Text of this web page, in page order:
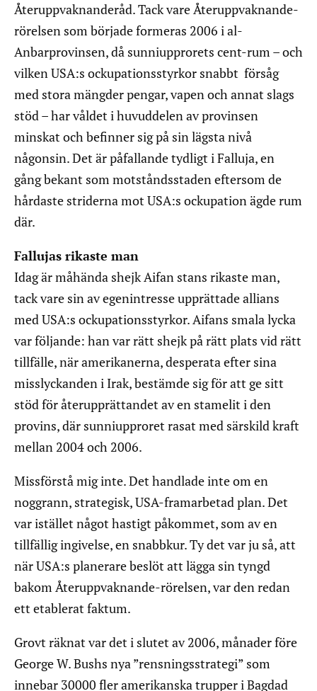
Återuppvaknanderåd. Tack vare Återuppvaknande-
rörelsen som började formeras 2006 i al-
Anbarprovinsen, då sunniupprorets cent-rum – och
vilken USA:s ockupationsstyrkor snabbt försåg
med stora mängder pengar, vapen och annat slags
stöd – har våldet i huvuddelen av provinsen
minskat och befinner sig på sin lägsta nivå
någonsin. Det är påfallande tydligt i Falluja, en
gång bekant som motståndsstaden eftersom de
hårdaste striderna mot USA:s ockupation ägde rum
där.
Fallujas rikaste man
Idag är måhända shejk Aifan stans rikaste man,
tack vare sin av egenintresse upprättade allians
med USA:s ockupationsstyrkor. Aifans smala lycka
var följande: han var rätt shejk på rätt plats vid rätt
tillfälle, när amerikanerna, desperata efter sina
misslyckanden i Irak, bestämde sig för att ge sitt
stöd för återupprättandet av en stamelit i den
provins, där sunniupproret rasat med särskild kraft
mellan 2004 och 2006.
Missförstå mig inte. Det handlade inte om en
noggrann, strategisk, USA-framarbetad plan. Det
var istället något hastigt påkommet, som av en
tillfällig ingivelse, en snabbkur. Ty det var ju så, att
när USA:s planerare beslöt att lägga sin tyngd
bakom Återuppvaknande-rörelsen, var den redan
ett etablerat faktum.
Grovt räknat var det i slutet av 2006, månader före
George W. Bushs nya ”rensningsstrategi” som
innebar 30000 fler amerikanska trupper i Bagdad